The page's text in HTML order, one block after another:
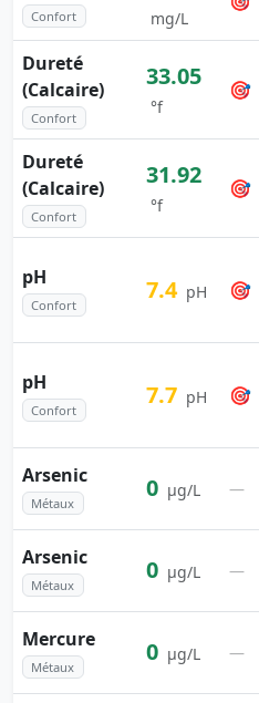
Confort mg/L
Dureté
(Calcaire)
Confort
33.05
°f
🎯
Dureté
(Calcaire)
Confort
31.92
°f
🎯
pH
Confort
7.4 pH 🎯
pH
Confort
7.7 pH 🎯
Arsenic
Métaux
0 µg/L —
Arsenic
Métaux
0 µg/L —
Mercure
Métaux
0 µg/L —